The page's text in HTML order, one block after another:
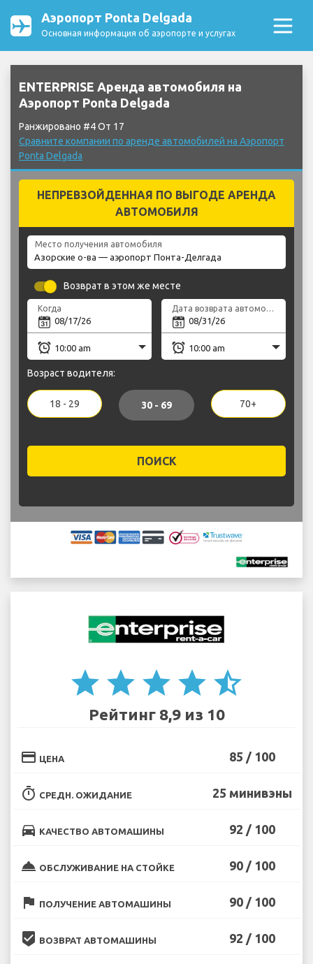
Аэропорт Ponta Delgada
Основная информация об аэропорте и услугах
ENTERPRISE Аренда автомобиля на
Аэропорт Ponta Delgada
Ранжировано #4 От 17
Сравните компании по аренде автомобилей на Аэропорт
Ponta Delgada
НЕПРЕВЗОЙДЕННАЯ ПО ВЫГОДЕ АРЕНДА
АВТОМОБИЛЯ
Место получения автомобиля
Возврат в этом же месте
Когда Дата возврата автомобиля
Возраст водителя:
18 - 29 30 - 69 70+
ПОИСК
star star star star star_half
Рейтинг 8,9 из 10
credit_card ЦЕНА 85 / 100
timer СРЕДН. ОЖИДАНИЕ 25 минивэны
directions_car КАЧЕСТВО АВТОМАШИНЫ 92 / 100
room_service ОБСЛУЖИВАНИЕ НА СТОЙКЕ 90 / 100
flag ПОЛУЧЕНИЕ АВТОМАШИНЫ 90 / 100
beenhere ВОЗВРАТ АВТОМАШИНЫ 92 / 100